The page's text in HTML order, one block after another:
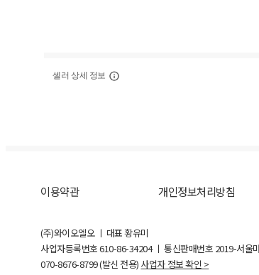
셀러 상세 정보
이용약관 개인정보처리방침
(주)와이오엘오 ㅣ 대표 황유미
사업자등록번호610-86-34204ㅣ 통신판매번호 2019-서울
070-8676-8799 (발신 전용) 사업자 정보 확인 >